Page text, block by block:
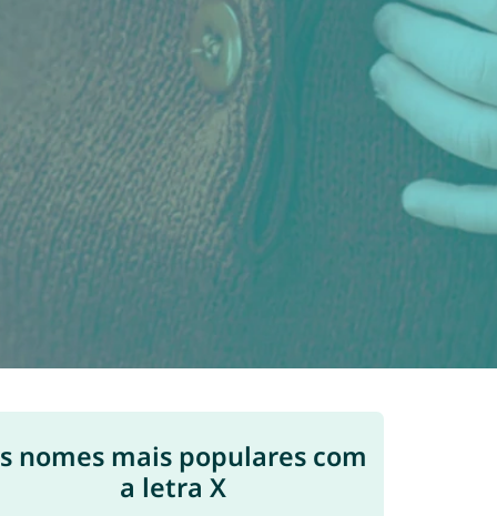
nomes mais populares com
a letra X